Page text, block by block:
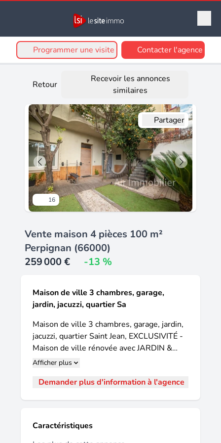
Programmer une visite Contacter l'agence
Retour
Recevoir les annonces
similaires
16
Partager
Vente maison 4 pièces 100 m²
Perpignan (66000)
259 000 €
-13 %
Maison de ville 3 chambres, garage,
jardin, jacuzzi, quartier Sa
Maison de ville 3 chambres, garage, jardin,
jacuzzi, quartier Saint Jean, EXCLUSIVITÉ -
Maison de ville rénovée avec JARDIN &
JACUZZI - Quartier Saint Jean (Perpignan)
Saint Jean (emplacement familial parfait) •
commerces et commodités Une maison
entièrement rénovée en 2019 avec soin : •
Afficher plus
Demander plus d'information à l'agence
Caractéristiques